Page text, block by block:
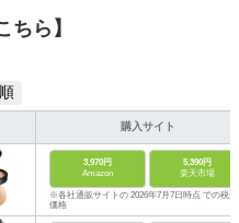
ちら】
購入サイト
3,970円
Amazon
5,390円
楽天市場
※各社通販サイトの 2026年7月7日時点 での税込
価格